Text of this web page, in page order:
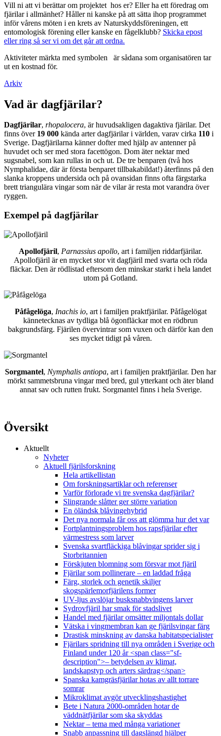
Vill ni att vi berättar om projektet hos er? Eller ha ett föredrag om
fjärilar i allmänhet? Håller ni kanske på att sätta ihop programmet
inför vårens möten i en krets av Naturskyddsföreningen, ett
entomologisk förening eller kanske en fågelklubb? Skicka epost
eller ring så ser vi om det går att ordna.
Aktiviteter märkta med symbolen
är sådana som organisatören tar
ut en kostnad för.
Arkiv
Vad är dagfjärilar?
Dagfjärilar, rhopalocera, är huvudsakligen dagaktiva fjärilar. Det
finns över 19 000 kända arter dagfjärilar i världen, varav cirka 110 i
Sverige. Dagfjärilarna känner dofter med hjälp av antenner på
huvudet och ser med stora facettögon. Dom äter nektar med
sugsnabel, som kan rullas in och ut. De tre benparen (två hos
Nymphalidae, där är första benparet tillbakabildat!) återfinns på den
slanka kroppens undersida och på ovansidan finns ofta färgstarka
brett triangulära vingar som när de vilar är resta mot varandra över
ryggen.
Exempel på dagfjärilar
Apollofjäril, Parnassius apollo, art i familjen riddarfjärilar.
Apollofjäril är en mycket stor vit dagfjäril med svarta och röda
fläckar. Den är rödlistad eftersom den minskar starkt i hela landet
utom på Gotland.
Påfågelöga, Inachis io, art i familjen praktfjärilar. Påfågelögat
kännetecknas av tydliga blå ögonfläckar mot en rödbrun
bakgrundsfärg. Fjärilen övervintrar som vuxen och därför kan den
ses mycket tidigt på våren.
Sorgmantel, Nymphalis antiopa, art i familjen praktfjärilar. Den har
mörkt sammetsbruna vingar med bred, gul ytterkant och äter bland
annat sav och rutten frukt. Sorgmantel finns i hela Sverige.
Översikt
Aktuellt
Nyheter
Aktuell fjärilsforskning
Hela artikellistan
Om forskningsartiklar och referenser
Varför förlorade vi tre svenska dagfjärilar?
Slingrande slåtter ger större variation
En öländsk blåvingehybrid
Det nya normala får oss att glömma hur det var
Fortplantningsproblem hos rapsfjärilar efter
värmestress som larver
Svenska svartfläckiga blåvingar sprider sig i
Storbritannien
Förskjuten blomning som försvar mot fjäril
Fjärilar som pollinerare – en laddad fråga
Färg, storlek och genetik skiljer
skogspärlemorfjärilens former
UV-ljus avslöjar busksnabbvingens larver
Sydrovfjäril har smak för stadslivet
Handel med fjärilar omsätter miljontals dollar
Vätska i vingmembran kan ge fjärilsvingar färg
Drastisk minskning av danska habitatspecialister
Fjärilars spridning till nya områden i Sverige och
Finland under 120 år <span class="sf-
description">– betydelsen av klimat,
landskapstyp och arters särdrag</span>
Spanska kamgräsfjärilar hotas av allt torrare
somrar
Mikroklimat avgör utvecklingshastighet
Bete i Natura 2000-områden hotar de
väddnätfjärilar som ska skyddas
Nektar – tema med många variationer
Snabb anpassning till dagslängd hjälper